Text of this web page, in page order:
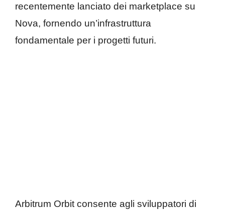
recentemente lanciato dei marketplace su
Nova, fornendo un’infrastruttura
fondamentale per i progetti futuri.
Arbitrum Orbit consente agli sviluppatori di